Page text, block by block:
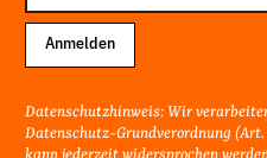
Adresse
Anmelden
Datenschutzhinweis: Wir
Datenschutz-Grundverordnung (Art.